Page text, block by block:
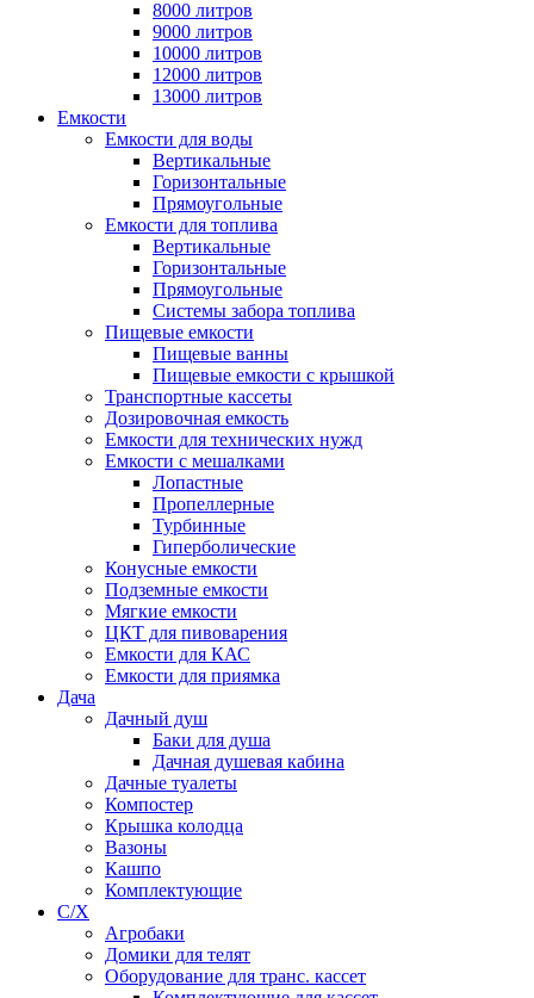
8000 литров
9000 литров
10000 литров
12000 литров
13000 литров
Емкости
Емкости для воды
Вертикальные
Горизонтальные
Прямоугольные
Емкости для топлива
Вертикальные
Горизонтальные
Прямоугольные
Системы забора топлива
Пищевые емкости
Пищевые ванны
Пищевые емкости с крышкой
Транспортные кассеты
Дозировочная емкость
Емкости для технических нужд
Емкости с мешалками
Лопастные
Пропеллерные
Турбинные
Гиперболические
Конусные емкости
Подземные емкости
Мягкие емкости
ЦКТ для пивоварения
Емкости для КАС
Емкости для приямка
Дача
Дачный душ
Баки для душа
Дачная душевая кабина
Дачные туалеты
Компостер
Крышка колодца
Вазоны
Кашпо
Комплектующие
С/Х
Агробаки
Домики для телят
Оборудование для транс. кассет